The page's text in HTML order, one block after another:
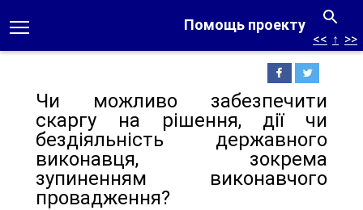
Помощь проекту
<< ↑ >>
Чи можливо забезпечити
скаргу на рішення, дії чи
бездіяльність державного
виконавця, зокрема
зупиненням виконавчого
провадження?